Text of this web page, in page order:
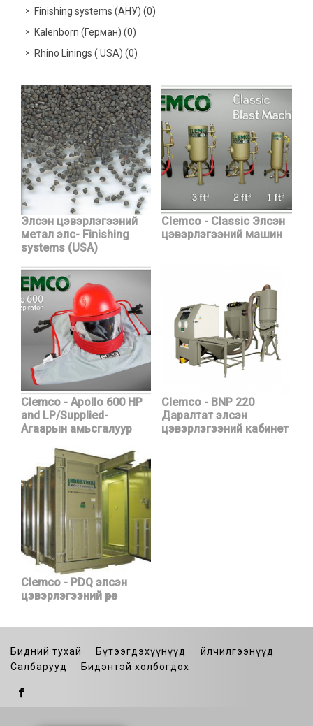
Finishing systems (АНУ) (0)
Kalenborn (Герман) (0)
Rhino Linings ( USA) (0)
Элсэн цэвэрлэгээний
метал элс- Finishing
systems (USA)
Clemco - Classic Элсэн
цэвэрлэгээний машин
Clemco - Apollo 600 HP
and LP/Supplied-
Агаарын амьсгалуур
Clemco - BNP 220
Даралтат элсэн
цэвэрлэгээний кабинет
Clemco - PDQ элсэн
цэвэрлэгээний өрөө
Бидний тухай Бүтээгдэхүүнүүд
Үйлчилгээнүүд
Салбарууд
Бидэнтэй холбогдох